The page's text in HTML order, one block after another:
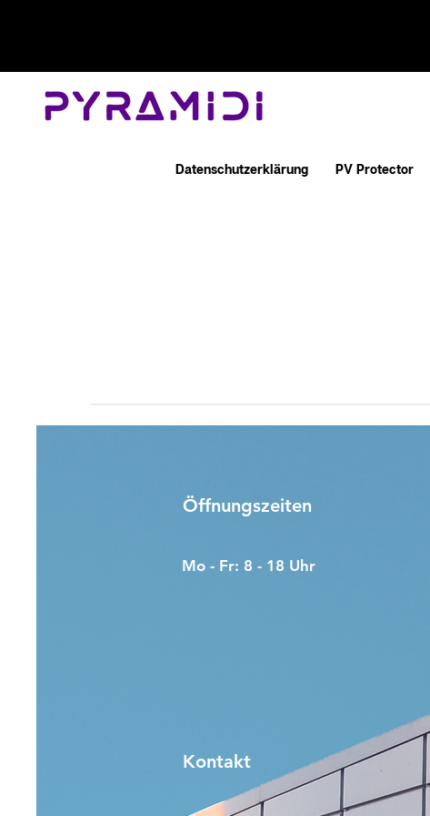
Datenschutzerklärung PV Protector
Öffnungszeiten
Mo - Fr: 8 - 18 Uhr
Kontakt